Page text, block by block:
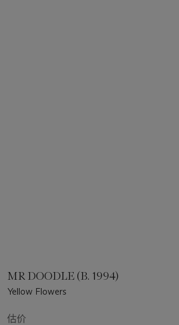
MR DOODLE (B. 1994)
Yellow Flowers
估价